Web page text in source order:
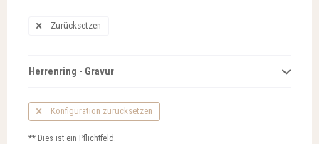
Zurücksetzen
Herrenring - Gravur
Konfiguration zurücksetzen
** Dies ist ein Pflichtfeld.